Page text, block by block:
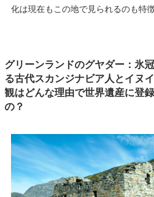
化は現在もこの地で見られるのも特徴
グリーンランドのグヤダー：氷
る古代スカンジナビア人とイヌ
観はどんな理由で世界遺産に登
の？